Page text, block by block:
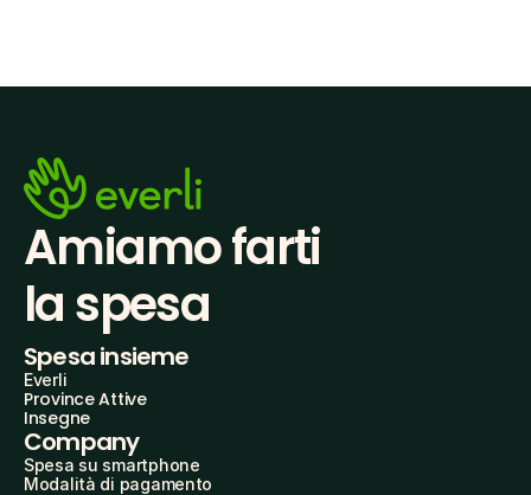
Amiamo farti
la spesa
Spesa insieme
Everli
Province Attive
Insegne
Company
Spesa su smartphone
Modalità di pagamento